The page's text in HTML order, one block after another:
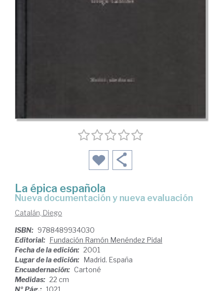
La épica española
nueva documentación y nueva evaluación
Catalán, Diego
ISBN: 9788489934030
Editorial: Fundación Ramón Menéndez Pidal
Fecha de la edición: 2001
Lugar de la edición: Madrid. España
Encuadernación: Cartoné
Medidas: 22 cm
Nº Pág.: 1021